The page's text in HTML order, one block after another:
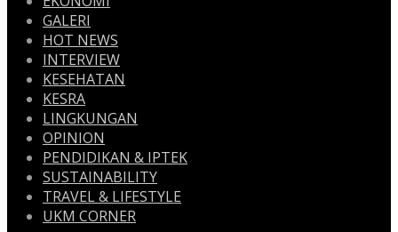
GALERI
HOT NEWS
INTERVIEW
KESEHATAN
KESRA
LINGKUNGAN
OPINION
PENDIDIKAN & IPTEK
SUSTAINABILITY
TRAVEL & LIFESTYLE
UKM CORNER